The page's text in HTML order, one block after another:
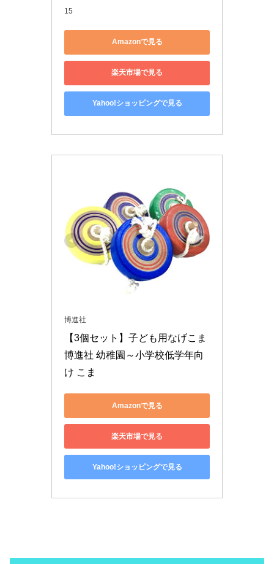
15
Amazonで見る
楽天市場で見る
Yahoo!ショッピングで見る
博進社
【3個セット】子ども用なげこま
博進社 幼稚園～小学校低学年向
け こま
Amazonで見る
楽天市場で見る
Yahoo!ショッピングで見る